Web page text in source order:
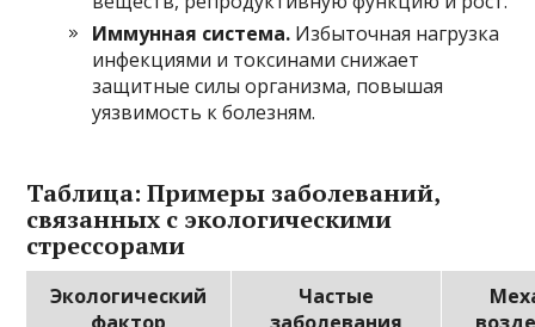
Иммунная система. Избыточная нагрузка
инфекциями и токсинами снижает
защитные силы организма, повышая
уязвимость к болезням.
Таблица: Примеры заболеваний,
связанных с экологическими
стрессорами
Экологический
Частые